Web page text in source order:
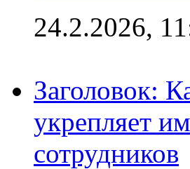
24.2.2026,
Заголовок:
укрепляет
сотрудников